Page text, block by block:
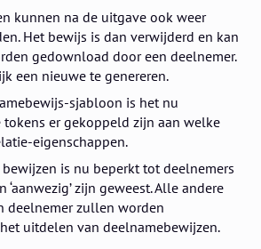
kunnen na de uitgave ook weer
Het bewijs is dan verwijderd en kan
gedownload door een deelnemer.
een nieuwe te genereren.
sjabloon is het nu
er gekoppeld zijn aan welke
eigenschappen.
is nu beperkt tot deelnemers
‘aanwezig’ zijn geweest. Alle andere
deelnemer zullen worden
uitdelen van deelnamebewijzen.